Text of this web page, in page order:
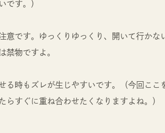
です。）
です。ゆっくりゆっくり、開いて行かな
物ですよ。
時もズレが生じやすいです。（今回ここ
すぐに重ね合わせたくなりますよね。）